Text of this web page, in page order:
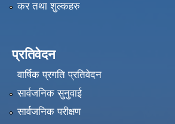
कर तथा शुल्कहरु
प्रतिवेदन
वार्षिक प्रगति प्रतिवेदन
सार्वजनिक सुनुवाई
सार्वजनिक परीक्षण